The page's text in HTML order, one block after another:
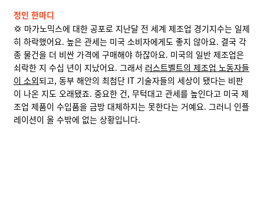
정인 한마디
💢 마가노믹스에 대한 공포로 지난달 전 세계 제조업 경기지수는 일제
히 하락했어요. 높은 관세는 미국 소비자에게도 좋지 않아요. 결국 각
종 물건을 더 비싼 가격에 구매해야 하잖아요. 미국의 일반 제조업은
쇠락한 지 수십 년이 지났어요. 그래서 러스트벨트의 제조업 노동자들
이 소외되고, 동부 해안의 최첨단 IT 기술자들의 세상이 됐다는 비판
이 나온 지도 오래됐죠. 중요한 건, 무턱대고 관세를 높인다고 미국 제
조업 제품이 수입품을 금방 대체하지는 못한다는 거예요. 그러니 인플
레이션이 올 수밖에 없는 상황입니다.